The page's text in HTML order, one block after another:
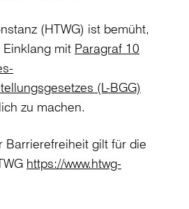
(HTWG) ist bemüht,
mit Paragraf 10
(L-BGG)
zu machen.
Barrierefreiheit gilt für die
https://www.htwg-